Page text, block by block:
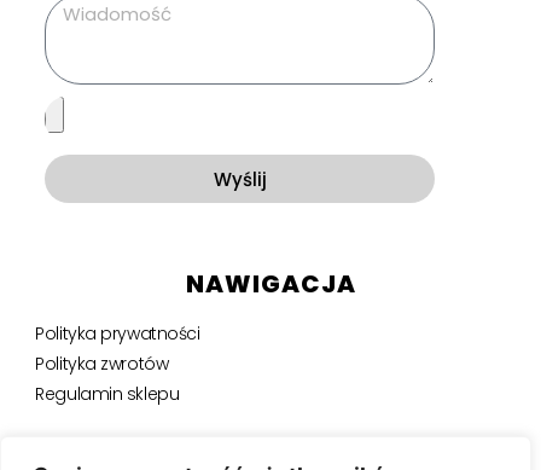
Wyślij
NAWIGACJA
Polityka prywatności
Polityka zwrotów
Regulamin sklepu